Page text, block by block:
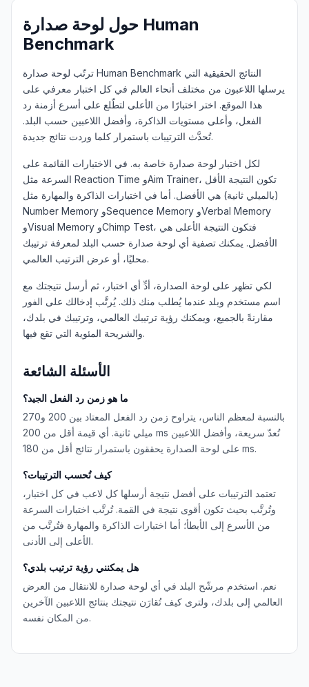
لوحة المتصدرين
المقالات
لوحة التحكم
🇸🇦 AR
حول لوحة صدارة Human
Benchmark
ترتّب لوحة صدارة Human Benchmark النتائج الحقيقية التي
يرسلها اللاعبون من مختلف أنحاء العالم في كل اختبار معرفي على
هذا الموقع. اختر اختبارًا من الأعلى لتطّلع على أسرع أزمنة رد
الفعل، وأعلى مستويات الذاكرة، وأفضل اللاعبين حسب البلد.
تُحدَّث الترتيبات باستمرار كلما وردت نتائج جديدة.
لكل اختبار لوحة صدارة خاصة به. في الاختبارات القائمة على
السرعة مثل Reaction Time وAim Trainer، تكون النتيجة الأقل
(بالميلي ثانية) هي الأفضل. أما في اختبارات الذاكرة والمهارة مثل
Number Memory وSequence Memory وVerbal Memory
وVisual Memory وChimp Test، فتكون النتيجة الأعلى هي
الأفضل. يمكنك تصفية أي لوحة صدارة حسب البلد لمعرفة ترتيبك
محليًا، أو عرض الترتيب العالمي.
لكي تظهر على لوحة الصدارة، أدِّ أي اختبار، ثم أرسل نتيجتك مع
اسم مستخدم وبلد عندما يُطلب منك ذلك. يُرتَّب إدخالك على الفور
مقارنةً بالجميع، ويمكنك رؤية ترتيبك العالمي، وترتيبك في بلدك،
والشريحة المئوية التي تقع فيها.
الأسئلة الشائعة
ما هو زمن رد الفعل الجيد؟
بالنسبة لمعظم الناس، يتراوح زمن رد الفعل المعتاد بين 200 و270
ميلي ثانية. أي قيمة أقل من 200 ms تُعدّ سريعة، وأفضل اللاعبين
على لوحة الصدارة يحققون باستمرار نتائج أقل من 180 ms.
كيف تُحسب الترتيبات؟
تعتمد الترتيبات على أفضل نتيجة أرسلها كل لاعب في كل اختبار،
وتُرتَّب بحيث تكون أقوى نتيجة في القمة. تُرتَّب اختبارات السرعة
من الأسرع إلى الأبطأ؛ أما اختبارات الذاكرة والمهارة فتُرتَّب من
الأعلى إلى الأدنى.
هل يمكنني رؤية ترتيب بلدي؟
نعم. استخدم مرشّح البلد في أي لوحة صدارة للانتقال من العرض
العالمي إلى بلدك، ولترى كيف تُقارَن نتيجتك بنتائج اللاعبين الآخرين
من المكان نفسه.